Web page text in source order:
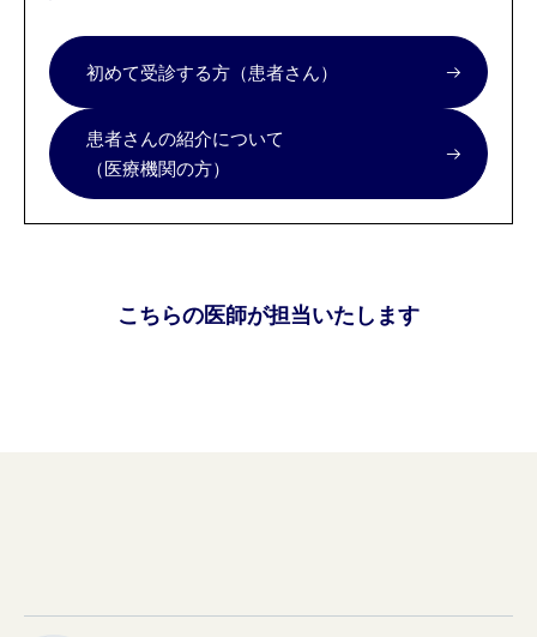
初めて受診する方（患者さん）
患者さんの紹介について
（医療機関の方）
こちらの医師が担当いたします